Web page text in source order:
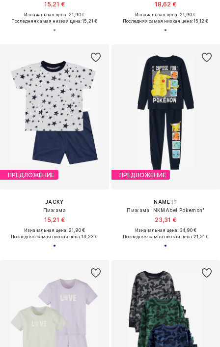
15,21 €
Изначальная цена: 21,90 €
Последняя самая низкая цена:15,21 €
18,62 €
Изначальная цена: 21,90 €
Последняя самая низкая цена:15,12 €
ПРЕДЛОЖЕНИЕ
JACKY
Пижама
15,21 €
Изначальная цена: 21,90 €
Последняя самая низкая цена:13,23 €
ПРЕДЛОЖЕНИЕ
NAME IT
Пижама 'NKMAbel Pokemon'
23,31 €
Изначальная цена: 34,90 €
Последняя самая низкая цена:21,51 €